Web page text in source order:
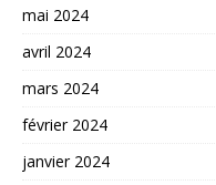
mai 2024
avril 2024
mars 2024
février 2024
janvier 2024